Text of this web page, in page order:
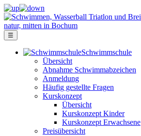
☰
Schwimm­schule
Übersicht
Ab­nah­me Schwimm­ab­zei­chen
Anmeldung
Häufig gestellte Fragen
Kurs­konzept
Übersicht
Kurskonzept Kinder
Kurskonzept Erwachsene
Preis­über­sicht